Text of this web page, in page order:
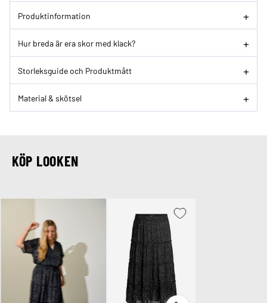
Produktinformation
Hur breda är era skor med klack?
Storleksguide och Produktmått
Material & skötsel
KÖP LOOKEN